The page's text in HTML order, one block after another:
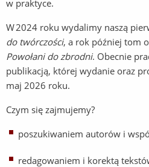
w praktyce.
W 2024 roku wydalimy naszą
do twórczości, a rok później tom
Powołani do zbrodni. Obecnie
publikacją, której wydanie oraz
maj 2026 roku.
Czym się zajmujemy?
poszukiwaniem autorów i
redagowaniem i korektą